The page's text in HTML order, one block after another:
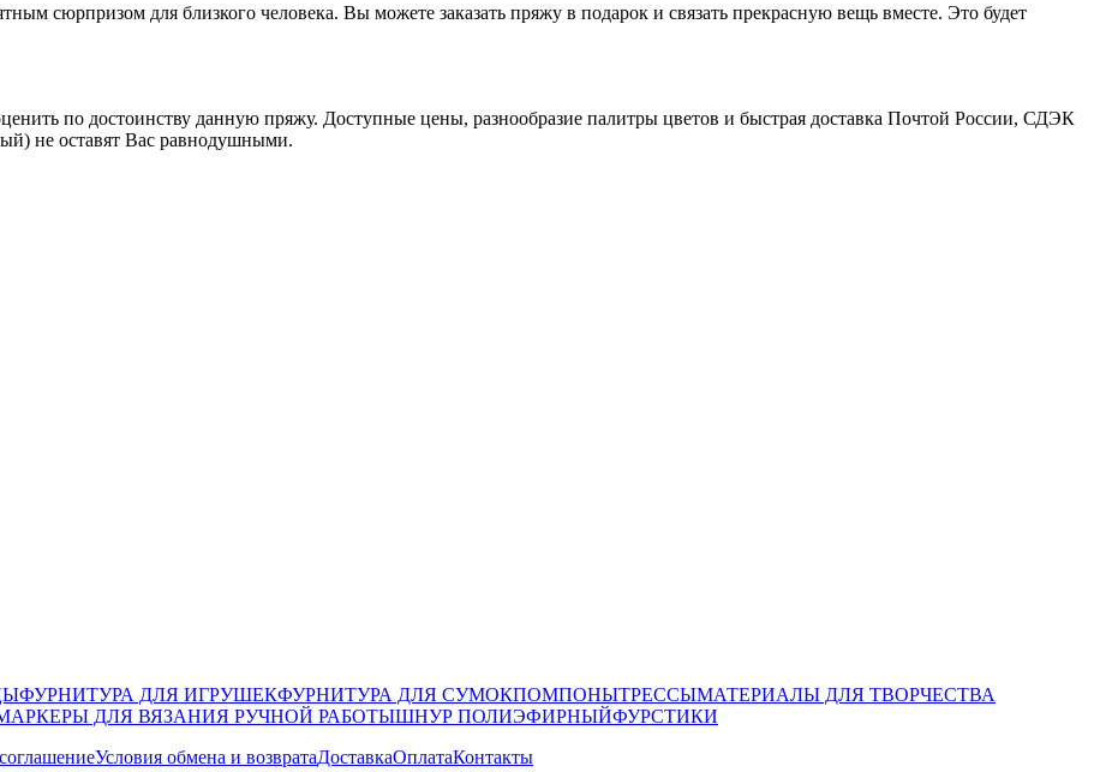
сюрпризом для близкого человека. Вы можете заказать пряжу в подарок и связать прекрасную вещь вместе. Это будет
по достоинству данную пряжу. Доступные цены, разнообразие палитры цветов и быстрая доставка Почтой России, СДЭК
не оставят Вас равнодушными.
ФУРНИТУРА ДЛЯ ИГРУШЕКФУРНИТУРА ДЛЯ СУМОКПОМПОНЫТРЕССЫМАТЕРИАЛЫ ДЛЯ ТВОРЧЕСТВА
ДЛЯ ВЯЗАНИЯ РУЧНОЙ РАБОТЫШНУР ПОЛИЭФИРНЫЙФУРСТИКИ
Условия обмена и возвратаДоставкаОплатаКонтакты